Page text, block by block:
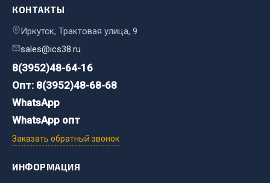
РТИ
Кольца уплотнительные
Лента конвейерная
Манжеты
Патрубки
Прокладки
Рукава высокого давления
КОНТАКТЫ
Иркутск, Трактовая улица, 9
sales@ics38.ru
8(3952)48-64-16
Опт: 8(3952)48-68-68
WhatsApp
WhatsApp опт
Заказать обратный звонок
ИНФОРМАЦИЯ